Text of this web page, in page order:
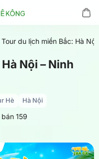
Tour du lịch miền Bắc: Hà
Nội – Ninh
Hè Hà Nội
159